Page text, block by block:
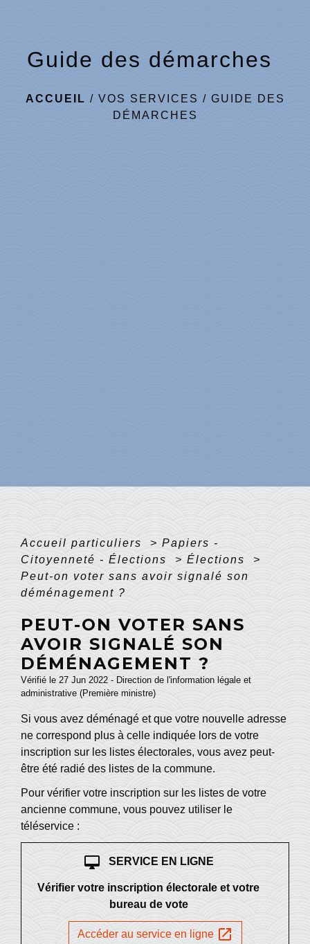
Guide des démarches
ACCUEIL / VOS SERVICES / GUIDE DES
DÉMARCHES
Accueil particuliers > Papiers -
Citoyenneté - Élections
> Élections
>
Peut-on voter sans avoir signalé son
déménagement ?
PEUT-ON VOTER SANS
AVOIR SIGNALÉ SON
DÉMÉNAGEMENT ?
Vérifié le 27 Jun 2022 - Direction de l'information légale et
administrative (Première ministre)
Si vous avez déménagé et que votre nouvelle adresse
ne correspond plus à celle indiquée lors de votre
inscription sur les listes électorales, vous avez peut-
être été radié des listes de la commune.
Pour vérifier votre inscription sur les listes de votre
ancienne commune, vous pouvez utiliser le
téléservice :
desktop_mac SERVICE EN LIGNE
Vérifier votre inscription électorale et votre
bureau de vote
Accéder au service en ligne open_in_new